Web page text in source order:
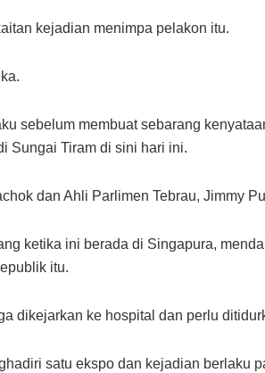
kejadian menimpa pelakon itu.
sebelum membuat sebarang
Sungai Tiram di sini hari ini.
dan Ahli Parlimen Tebrau, Jimmy
ketika ini berada di Singapura,
itu.
dikejarkan ke hospital dan perlu
satu ekspo dan kejadian berlaku